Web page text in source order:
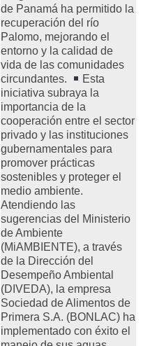
de Panamá ha permitido la
recuperación del río
Palomo, mejorando el
entorno y la calidad de
vida de las comunidades
circundantes.
Esta
iniciativa subraya la
importancia de la
cooperación entre el sector
privado y las instituciones
gubernamentales para
promover prácticas
sostenibles y proteger el
medio ambiente.
Atendiendo las
sugerencias del Ministerio
de Ambiente
(MiAMBIENTE), a través
de la Dirección del
Desempeño Ambiental
(DIVEDA), la empresa
Sociedad de Alimentos de
Primera S.A. (BONLAC) ha
implementado con éxito el